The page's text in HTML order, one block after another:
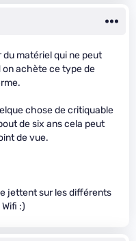
du matériel qui ne peut
on achète ce type de
chose de critiquable
de six ans cela peut
de vue.
jettent sur les différents
:)